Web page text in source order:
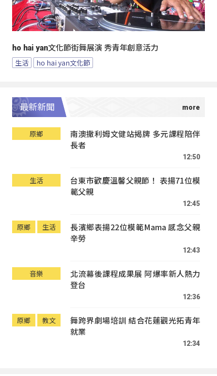
ho hai yan文化節街舞展演 秀青年創意活力
生活 ho hai yan文化節
最新新聞
原鄉
南澳撒利姆文健站揭牌 多元課程陪伴
長者
12:50
生活
台東市歡慶溫馨父親節！ 表揚71位模
範父親
12:45
原鄉 生活
長濱鄉表揚22位模範Mama 感念父親
辛勞
12:43
音樂
北流幕後課程成果展 阿爆率新人熱力
登台
12:36
原鄉 教文
舞跨界劇場培訓 結合花蓮觀光拓青年
就業
12:34